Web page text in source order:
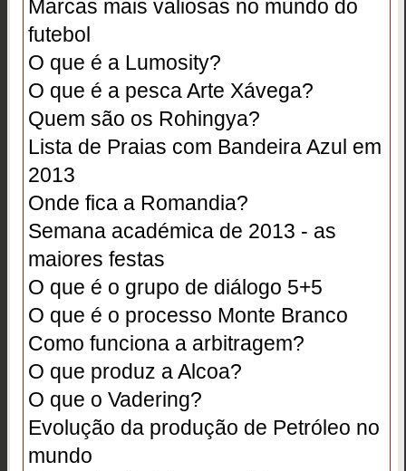
Marcas mais valiosas no mundo do
futebol
O que é a Lumosity?
O que é a pesca Arte Xávega?
Quem são os Rohingya?
Lista de Praias com Bandeira Azul em
2013
Onde fica a Romandia?
Semana académica de 2013 - as
maiores festas
O que é o grupo de diálogo 5+5
O que é o processo Monte Branco
Como funciona a arbitragem?
O que produz a Alcoa?
O que o Vadering?
Evolução da produção de Petróleo no
mundo